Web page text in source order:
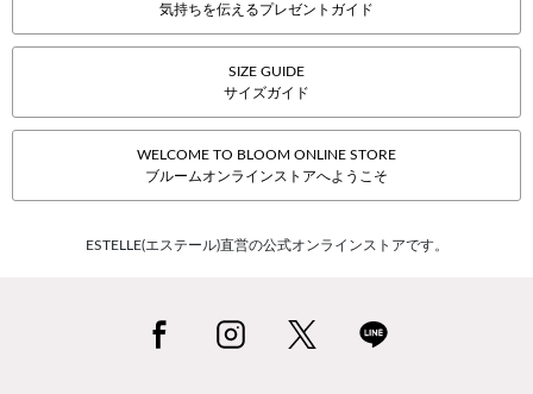
気持ちを伝えるプレゼントガイド
SIZE GUIDE
サイズガイド
WELCOME TO BLOOM ONLINE STORE
ブルームオンラインストアへようこそ
ESTELLE(エステール)直営の公式オンラインストアです。